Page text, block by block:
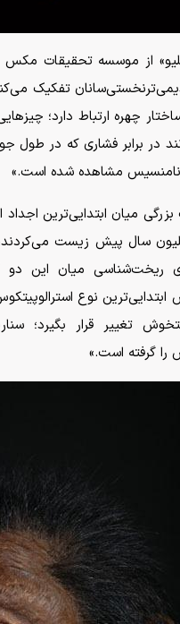
از موسسه تحقیقات
تفکیک
چهره ارتباط دارد؛
در برابر فشاری که در
آنامنسیس مشاهده شده است.»
لوسی که ۲ تا ۳ میلیون سال پیش
میان این دو
ابتدایی‌ترین نوع
تغییر قرار بگیرد؛
را گرفته است.»